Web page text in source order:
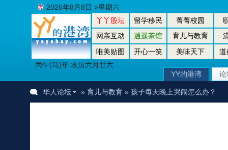
丫丫股坛 留学移民 菁菁校园
网亲互动
逍遥茶馆 育儿与教育
唯美贴图
开心一笑 美味天下
道
丙午(马)年 农历六月廿六
2026年8月8日 >星期六
YY的港湾 论
华人论坛 » 育儿与教育» 孩子每天晚上哭闹怎么办？